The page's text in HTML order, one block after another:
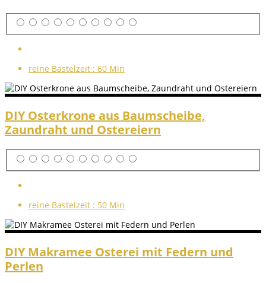
reine Bastelzeit : 60 Min
DIY Osterkrone aus Baumscheibe,
Zaundraht und Ostereiern
reine Bastelzeit : 50 Min
DIY Makramee Osterei mit Federn und
Perlen